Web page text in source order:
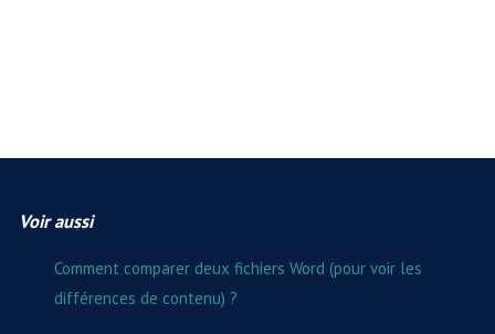
Voir aussi
Comment comparer deux fichiers Word (pour voir les
différences de contenu) ?